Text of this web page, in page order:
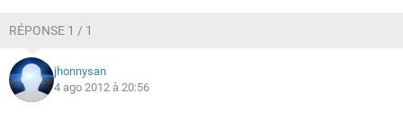
RÉPONSE 1 / 1
jhonnysan
4 ago 2012 à 20:56